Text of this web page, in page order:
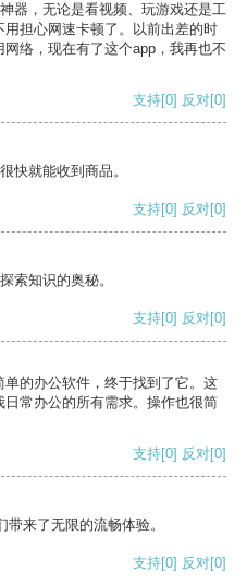
器，无论是看视频、玩游戏还是工
担心网速卡顿了。以前出差的时
络，现在有了这个app，我再也不
支持[0] 反对[0]
快就能收到商品。
支持[0] 反对[0]
索知识的奥秘。
支持[0] 反对[0]
的办公软件，终于找到了它。这
常办公的所有需求。操作也很简
支持[0] 反对[0]
来了无限的流畅体验。
支持[0] 反对[0]